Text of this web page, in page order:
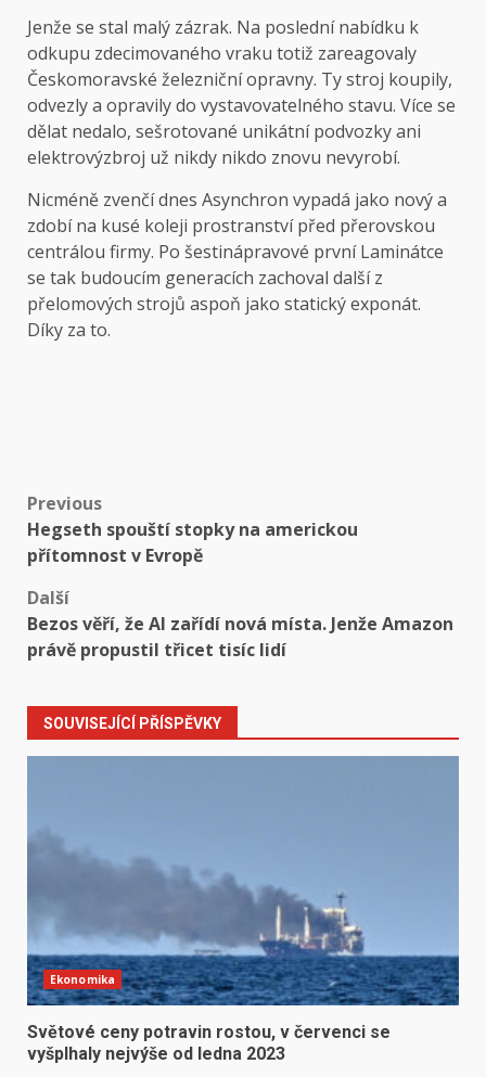
Jenže se stal malý zázrak. Na poslední nabídku k
odkupu zdecimovaného vraku totiž zareagovaly
Českomoravské železniční opravny. Ty stroj koupily,
odvezly a opravily do vystavovatelného stavu. Více se
dělat nedalo, sešrotované unikátní podvozky ani
elektrovýzbroj už nikdy nikdo znovu nevyrobí.
Nicméně zvenčí dnes Asynchron vypadá jako nový a
zdobí na kusé koleji prostranství před přerovskou
centrálou firmy. Po šestinápravové první Laminátce
se tak budoucím generacích zachoval další z
přelomových strojů aspoň jako statický exponát.
Díky za to.
Post
navigation
Previous
Hegseth spouští stopky na americkou
přítomnost v Evropě
Další
Bezos věří, že AI zařídí nová místa. Jenže Amazon
právě propustil třicet tisíc lidí
SOUVISEJÍCÍ PŘÍSPĚVKY
Ekonomika
Světové ceny potravin rostou, v červenci se
vyšplhaly nejvýše od ledna 2023